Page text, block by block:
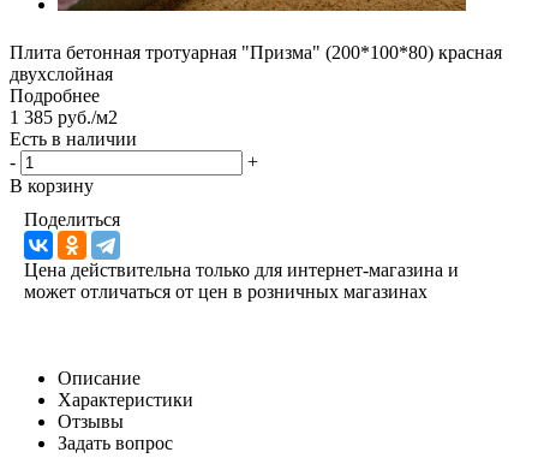
Плита бетонная тротуарная "Призма" (200*100*80) красная
двухслойная
Подробнее
1 385 руб./м2
Есть в наличии
-
+
В корзину
Поделиться
Цена действительна только для интернет-магазина и
может отличаться от цен в розничных магазинах
Описание
Характеристики
Отзывы
Задать вопрос